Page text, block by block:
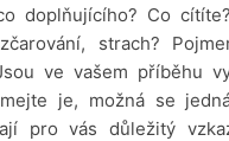
doplňujícího? Co
strach?
ve vašem příběhu
je, možná se
pro vás důležitý